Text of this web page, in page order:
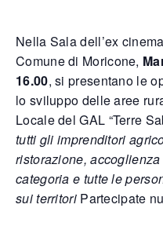
Nella Sala dell’ex
Comune di Moricone,
16.00, si presentano le
lo sviluppo delle aree
Locale del GAL “Terre
tutti gli imprenditori
ristorazione,
categoria e tutte le
sui territoriPartecipate